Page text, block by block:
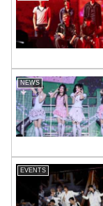
NEWS
EVENTS